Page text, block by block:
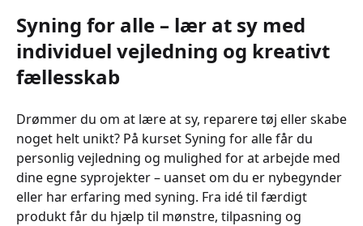
Syning for alle – lær at sy med
individuel vejledning og kreativt
fællesskab
Drømmer du om at lære at sy, reparere tøj eller skabe
noget helt unikt? På kurset Syning for alle får du
personlig vejledning og mulighed for at arbejde med
dine egne syprojekter – uanset om du er nybegynder
eller har erfaring med syning. Fra idé til færdigt
produkt får du hjælp til mønstre, tilpasning og